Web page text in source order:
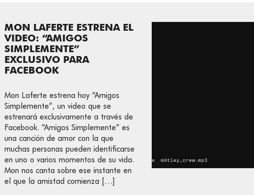
MON LAFERTE ESTRENA EL
VIDEO: “AMIGOS
SIMPLEMENTE”
EXCLUSIVO PARA
FACEBOOK
Mon Laferte estrena hoy “Amigos
Simplemente”, un video que se
estrenará exclusivamente a través de
Facebook. “Amigos Simplemente” es
una canción de amor con la que
muchas personas pueden identificarse
en uno o varios momentos de su vida.
Mon nos canta sobre ese instante en
el que la amistad comienza […]